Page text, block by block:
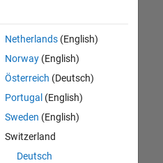
Netherlands(English)
Norway(English)
Österreich (Deutsch)
Portugal (English)
Sweden (English)
Switzerland
Deutsch